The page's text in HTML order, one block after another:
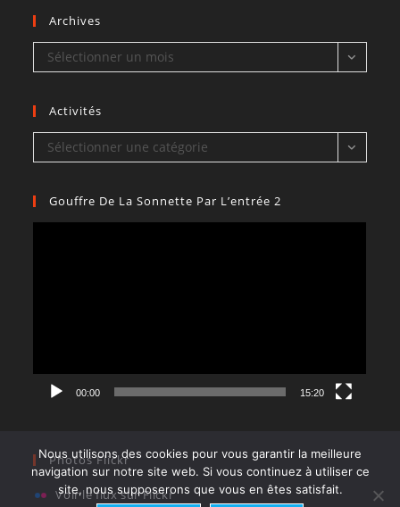
Archives
Archives
Sélectionner un mois
Activités
Activités
Sélectionner une catégorie
Gouffre De La Sonnette Par L’entrée 2
00:00 15:20
Photos Flickr
Voir le flux sur Flickr
Nous utilisons des cookies pour vous garantir la meilleure
navigation sur notre site web. Si vous continuez à utiliser ce
site, nous supposerons que vous en êtes satisfait.